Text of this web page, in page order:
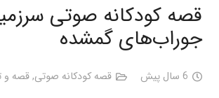
قصه کودکانه صوتی
جوراب‌های گمشده
6 سال پیش قصه کودکانه صوتی,قصه و